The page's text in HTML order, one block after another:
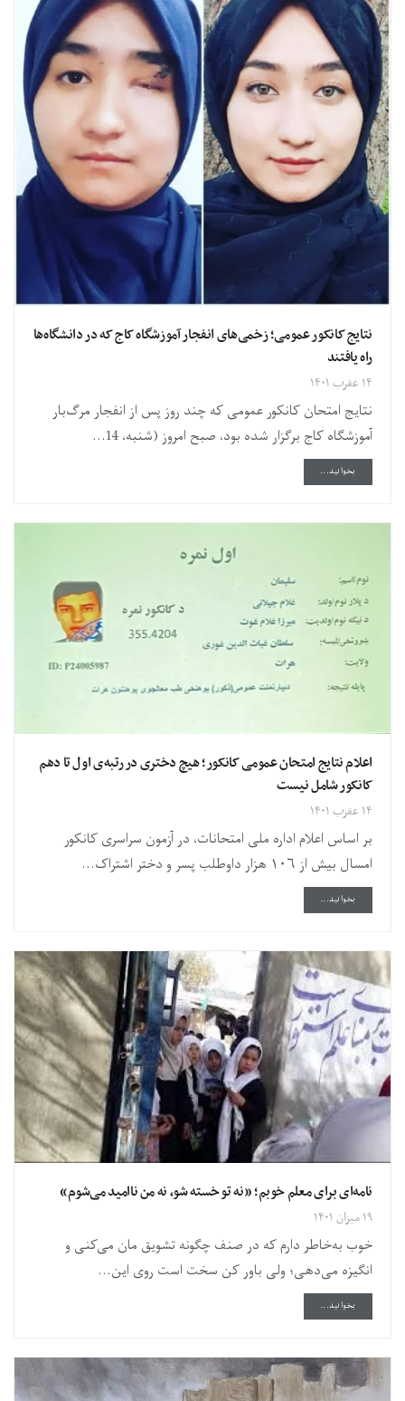
نتایج کانکور عمومی؛ زخمی‌های انفجار آموزشگاه کاج که در دانشگاه‌ها
راه یافتند
۱۴ عقرب ۱۴۰۱
نتایج امتحان کانکور عمومی که چند روز پس از انفجار مرگ‌بار
آموزشگاه کاج برگزار شده بود، صبح امروز (شنبه، 14...
بخوانید...
اعلام نتایج امتحان عمومی کانکور؛ هیچ دختری در رتبه‌ی اول تا دهم
کانکور شامل نیست
۱۴ عقرب ۱۴۰۱
بر اساس اعلام اداره ملی امتحانات، در آزمون سراسری کانکور
امسال بیش از ۱۰۶ هزار داوطلب پسر و دختر اشتراک...
بخوانید...
نامه‌‌ای برای معلم خوبم؛ «نه تو خسته شو، نه من ناامید می‌شوم»
۱۹ میزان ۱۴۰۱
خوب به‌خاطر دارم که در صنف چگونه تشویق مان می‌کنی و
انگیزه می‌دهی؛ ولی باور کن سخت است روی این...
بخوانید...